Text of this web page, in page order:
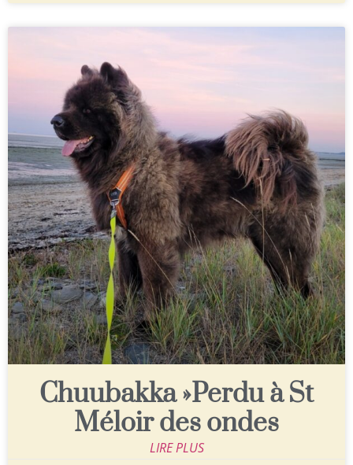
Chuubakka »Perdu à St
Méloir des ondes
LIRE PLUS